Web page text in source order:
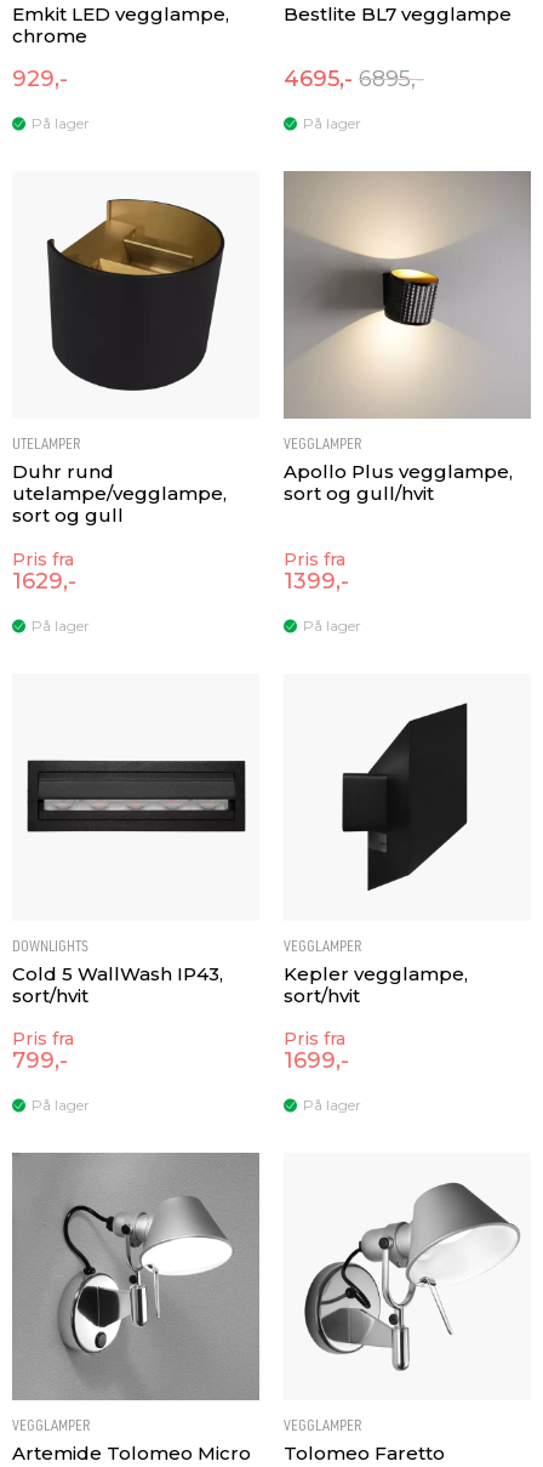
Emkit LED vegglampe,
chrome
929,-
På lager
Bestlite BL7 vegglampe
4695,- 6895,-
På lager
UTELAMPER
Duhr rund
utelampe/vegglampe,
sort og gull
Pris fra
1629,-
På lager
VEGGLAMPER
Apollo Plus vegglampe,
sort og gull/hvit
Pris fra
1399,-
På lager
DOWNLIGHTS
Cold 5 WallWash IP43,
sort/hvit
Pris fra
799,-
På lager
VEGGLAMPER
Kepler vegglampe,
sort/hvit
Pris fra
1699,-
På lager
VEGGLAMPER
Artemide Tolomeo Micro
VEGGLAMPER
Tolomeo Faretto